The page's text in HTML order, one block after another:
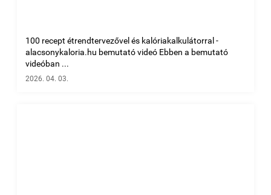
100 recept étrendtervezővel és kalóriakalkulátorral -
alacsonykaloria.hu bemutató videó Ebben a bemutató
videóban ...
2026. 04. 03.